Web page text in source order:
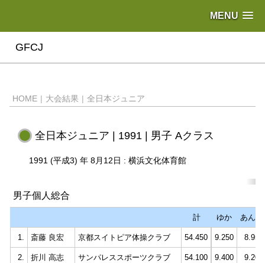
MENU
GFCJ
HOME | 大会結果 | 全日本ジュニア
全日本ジュニア | 1991 | 男子 Aクラス
1991 (平成3) 年 8月12日 : 横浜文化体育館
男子個人総合
計 ゆか あん馬
1. 斎藤 良宏 京都スイトピア体操クラブ 54.450 9.250 8.950
2. 折川 高志 サンパレススポーツクラブ 54.100 9.400 9.200